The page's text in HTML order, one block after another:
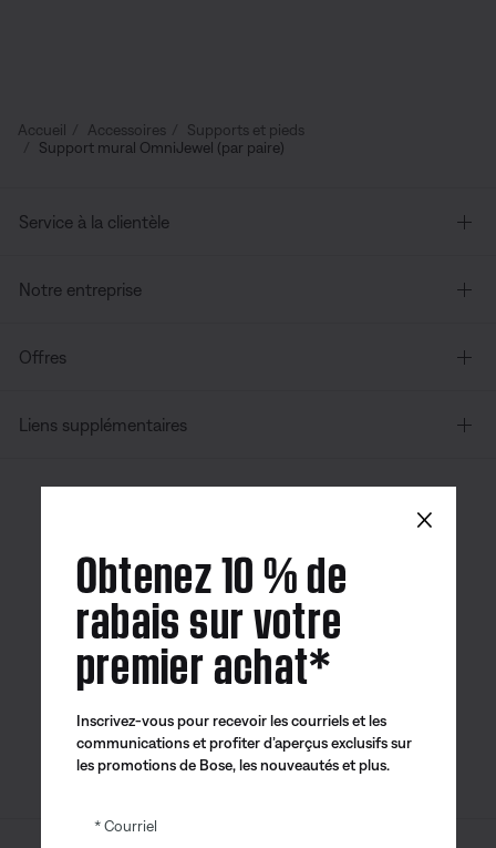
Accueil Accessoires
Supports et pieds
Support mural OmniJewel (par paire)
Service à la clientèle
Notre entreprise
Offres
Liens supplémentaires
Bose
Bose Connect
Bose QCE
×
Obtenez 10 % de
rabais sur votre
premier achat*
Inscrivez-vous pour recevoir les courriels et les
communications et profiter d’aperçus exclusifs sur
les promotions de Bose, les nouveautés et plus.
Courriel